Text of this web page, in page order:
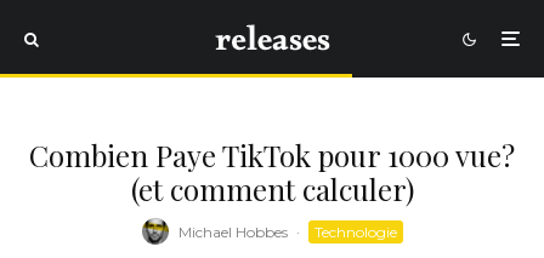
Combien Paye TikTok pour 1000 vue?
(et comment calculer)
Michael Hobbes · Technologie